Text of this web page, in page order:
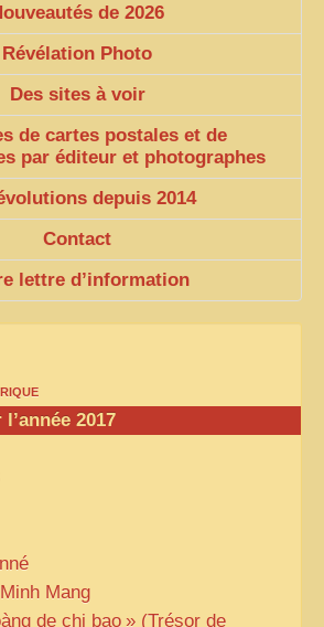
de 2026
Révélation Photo
Des sites à voir
de cartes postales et de
par éditeur et photographes
depuis 2014
Contact
lettre d’information
2017
Mang
de chi bao » (Trésor de